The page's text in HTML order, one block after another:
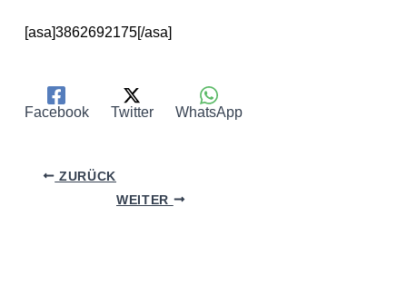
[asa]3862692175[/asa]
Facebook Twitter WhatsApp
ZURÜCK
WEITER